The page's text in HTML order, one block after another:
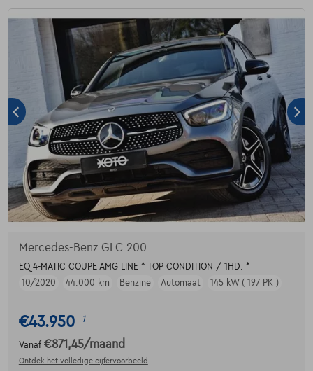
Mercedes-Benz GLC 200
EQ 4-MATIC COUPE AMG LINE * TOP CONDITION / 1HD. *
10/2020
44.000 km Benzine Automaat 145 kW ( 197 PK )
€43.950 1
Vanaf €871,45/maand
Ontdek het volledige cijfervoorbeeld